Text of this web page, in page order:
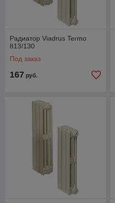
Радиатор Viadrus Termo
813/130
Под заказ
167 руб.